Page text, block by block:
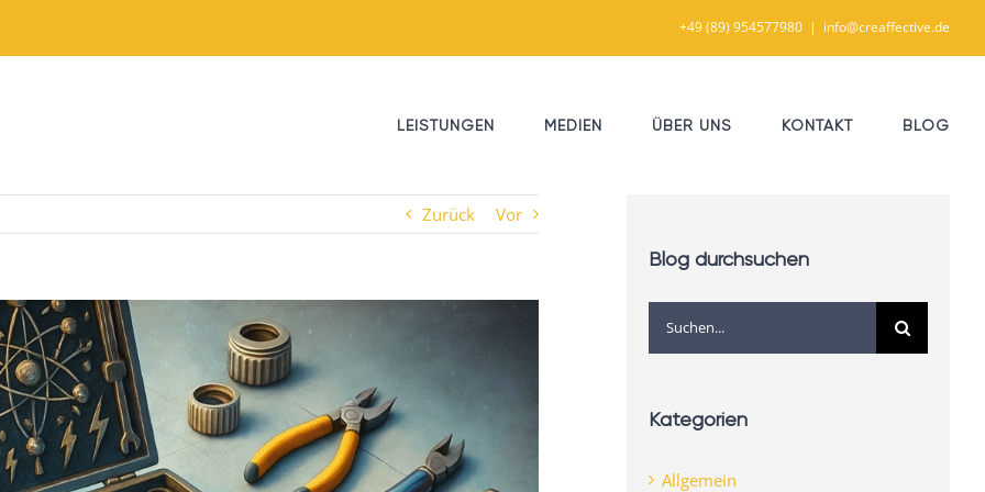
+49 (89) 954577980 | info@creaffective.de
LEISTUNGEN MEDIEN ÜBER UNS KONTAKT BLOG
Zurück Vor
Blog durchsuchen
Suche
nach:
Kategorien
Allgemein